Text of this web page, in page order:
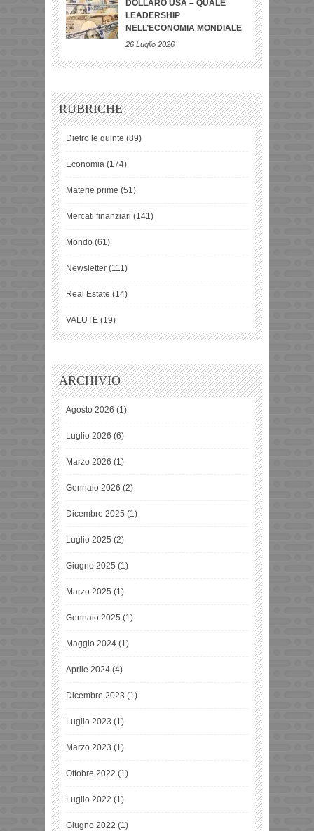
DOLLARO USA – QUALE
LEADERSHIP
NELL’ECONOMIA MONDIALE
26 Luglio 2026
RUBRICHE
Dietro le quinte (89)
Economia (174)
Materie prime (51)
Mercati finanziari (141)
Mondo (61)
Newsletter (111)
Real Estate (14)
VALUTE (19)
ARCHIVIO
Agosto 2026 (1)
Luglio 2026 (6)
Marzo 2026 (1)
Gennaio 2026 (2)
Dicembre 2025 (1)
Luglio 2025 (2)
Giugno 2025 (1)
Marzo 2025 (1)
Gennaio 2025 (1)
Maggio 2024 (1)
Aprile 2024 (4)
Dicembre 2023 (1)
Luglio 2023 (1)
Marzo 2023 (1)
Ottobre 2022 (1)
Luglio 2022 (1)
Giugno 2022 (1)